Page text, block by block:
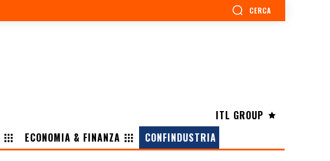
CERCA
ITL GROUP
ECONOMIA & FINANZA CONFINDUSTRIA